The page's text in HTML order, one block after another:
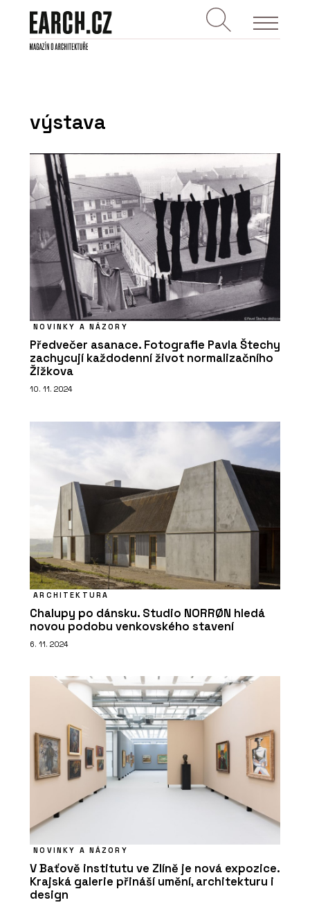
výstava
NOVINKY A NÁZORY
Předvečer asanace. Fotografie Pavla Štechy
zachycují každodenní život normalizačního
Žižkova
10. 11. 2024
ARCHITEKTURA
Chalupy po dánsku. Studio NORRØN hledá
novou podobu venkovského stavení
6. 11. 2024
NOVINKY A NÁZORY
V Baťově institutu ve Zlíně je nová expozice.
Krajská galerie přináší umění, architekturu i
design